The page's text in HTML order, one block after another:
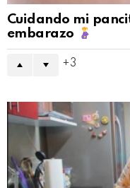
Cuidando mi
embarazo
3